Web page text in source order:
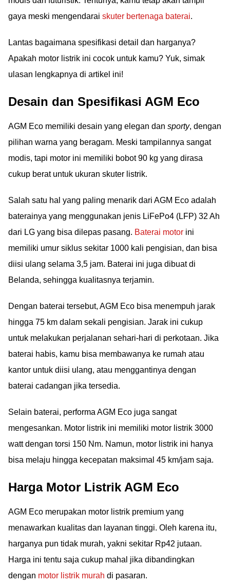
gaya meski mengendarai skuter bertenaga baterai.
Lantas bagaimana spesifikasi detail dan harganya?
Apakah motor listrik ini cocok untuk kamu? Yuk, simak
ulasan lengkapnya di artikel ini!
Desain dan Spesifikasi AGM Eco
AGM Eco memiliki desain yang elegan dan sporty, dengan
pilihan warna yang beragam. Meski tampilannya sangat
modis, tapi motor ini memiliki bobot 90 kg yang dirasa
cukup berat untuk ukuran skuter listrik.
Salah satu hal yang paling menarik dari AGM Eco adalah
baterainya yang menggunakan jenis LiFePo4 (LFP) 32 Ah
dari LG yang bisa dilepas pasang. Baterai motor ini
memiliki umur siklus sekitar 1000 kali pengisian, dan bisa
diisi ulang selama 3,5 jam. Baterai ini juga dibuat di
Belanda, sehingga kualitasnya terjamin.
Dengan baterai tersebut, AGM Eco bisa menempuh jarak
hingga 75 km dalam sekali pengisian. Jarak ini cukup
untuk melakukan perjalanan sehari-hari di perkotaan. Jika
baterai habis, kamu bisa membawanya ke rumah atau
kantor untuk diisi ulang, atau menggantinya dengan
baterai cadangan jika tersedia.
Selain baterai, performa AGM Eco juga sangat
mengesankan. Motor listrik ini memiliki motor listrik 3000
watt dengan torsi 150 Nm. Namun, motor listrik ini hanya
bisa melaju hingga kecepatan maksimal 45 km/jam saja.
Harga Motor Listrik AGM Eco
AGM Eco merupakan motor listrik premium yang
menawarkan kualitas dan layanan tinggi. Oleh karena itu,
harganya pun tidak murah, yakni sekitar Rp42 jutaan.
Harga ini tentu saja cukup mahal jika dibandingkan
dengan motor listrik murah di pasaran.